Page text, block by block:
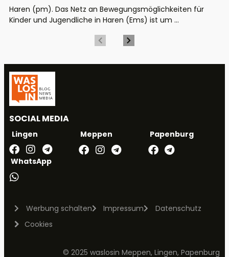
Haren (pm). Das Netz an Bewegungsmöglichkeiten für
Kinder und Jugendliche in Haren (Ems) ist um ...
SOCIAL MEDIA
Lingen Meppen Papenburg
WhatsApp
Werbung schalten Impressum
Datenschutz
Cookies
© 2025 waslosin Meppen, Lingen, Papenburg